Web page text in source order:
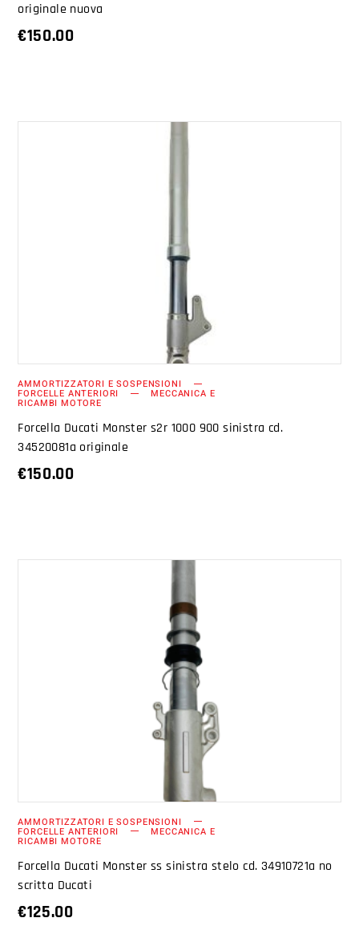
originale nuova
€150.00
AGGIUNGI AL CARRELLO
AMMORTIZZATORI E SOSPENSIONI
FORCELLE ANTERIORI MECCANICA E
RICAMBI MOTORE
Forcella Ducati Monster s2r 1000 900 sinistra cd.
34520081a originale
€150.00
AGGIUNGI AL CARRELLO
AMMORTIZZATORI E SOSPENSIONI
FORCELLE ANTERIORI MECCANICA E
RICAMBI MOTORE
Forcella Ducati Monster ss sinistra stelo cd. 34910721a no
scritta Ducati
€125.00